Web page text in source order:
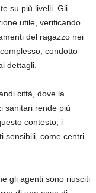
su più livelli. Gli
utile, verificando
del ragazzo nei
condotto
dettagli.
città, dove la
sanitari rende più
contesto, i
sensibili, come centri
gli agenti sono riusciti